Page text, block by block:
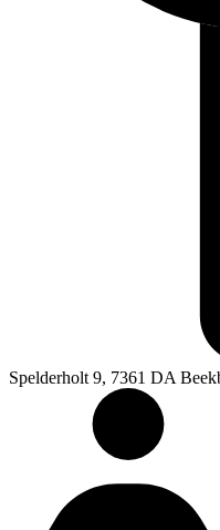
Spelderholt 9, 7361 DA